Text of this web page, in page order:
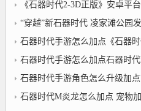
《石器时代2-3D正版》安卓平
“穿越”新石器时代 凌家滩公园发展
石器时代手游怎么加点《石器
石器时代手游怎么加点石器时
石器时代手游角色怎么升级加
石器时代M炎龙怎么加点 宠物加点